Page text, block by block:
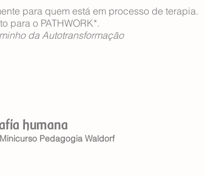
para quem está em processo de terapia.
para o PATHWORK*.
da Autotransformação
humana
Pedagogia Waldorf